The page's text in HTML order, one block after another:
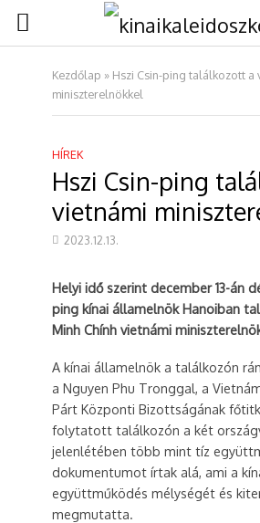
Kezdőlap » Hszi Csin-ping találkozott a
miniszterelnökkel
HÍREK
Hszi Csin-ping
vietnámi
2023.12.13.
Helyi idő szerint december 13-án
ping kínai államelnök Hanoiban
Minh Chính vietnámi
A kínai államelnök a találkozón
a Nguyen Phu Tronggal, a
Párt Központi Bizottságának
folytatott találkozón a két
jelenlétében több mint tíz
dokumentumot írtak alá, ami a
együttműködés mélységét és
megmutatta.